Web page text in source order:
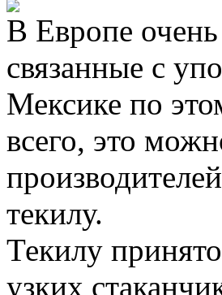
В Европе
связанные с
Мексике по
всего, это
текилу.
Текилу
узких